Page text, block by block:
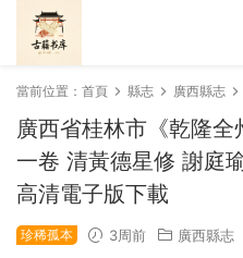
當前位置： 首頁 縣志 廣西縣志
廣西省桂林市《乾隆
一卷 清黃德星修 謝庭
高清電子版下載
珍稀孤本 3周前 廣西縣志